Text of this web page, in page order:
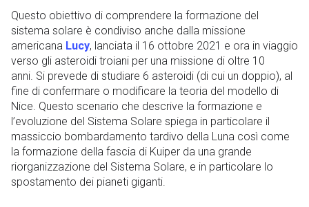
Questo obiettivo di comprendere la formazione del
sistema solare è condiviso anche dalla missione
americana Lucy, lanciata il 16 ottobre 2021 e ora in viaggio
verso gli asteroidi troiani per una missione di oltre 10
anni. Si prevede di studiare 6 asteroidi (di cui un doppio), al
fine di confermare o modificare la teoria del modello di
Nice. Questo scenario che descrive la formazione e
l’evoluzione del Sistema Solare spiega in particolare il
massiccio bombardamento tardivo della Luna così come
la formazione della fascia di Kuiper da una grande
riorganizzazione del Sistema Solare, e in particolare lo
spostamento dei pianeti giganti.